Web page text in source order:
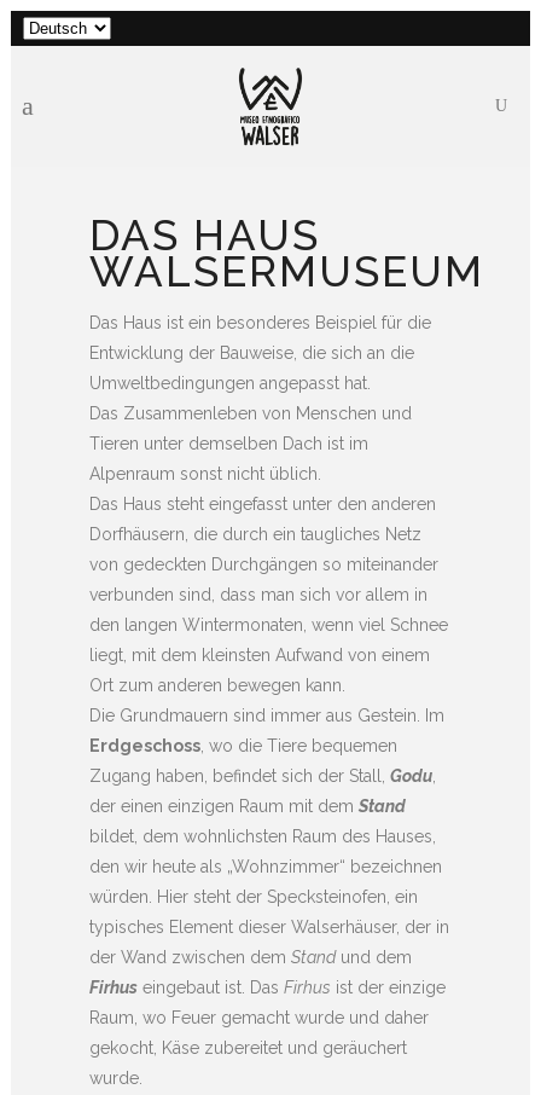
Sprache
auswählen
DAS HAUS
WALSERMUSEUM
Das Haus ist ein besonderes Beispiel für die
Entwicklung der Bauweise, die sich an die
Umweltbedingungen angepasst hat.
Das Zusammenleben von Menschen und
Tieren unter demselben Dach ist im
Alpenraum sonst nicht üblich.
Das Haus steht eingefasst unter den anderen
Dorfhäusern, die durch ein taugliches Netz
von gedeckten Durchgängen so miteinander
verbunden sind, dass man sich vor allem in
den langen Wintermonaten, wenn viel Schnee
liegt, mit dem kleinsten Aufwand von einem
Ort zum anderen bewegen kann.
Die Grundmauern sind immer aus Gestein. Im
Erdgeschoss , wo die Tiere bequemen
Zugang haben, befindet sich der Stall, Godu
der einen einzigen Raum mit dem Stand
bildet, dem wohnlichsten Raum des Hauses,
den wir heute als „Wohnzimmer“ bezeichnen
würden. Hier steht der Specksteinofen, ein
typisches Element dieser Walserhäuser, der in
der Wand zwischen dem Standund dem
Firhus eingebaut ist. Das Firhus ist der einzige
Raum, wo Feuer gemacht wurde und daher
gekocht, Käse zubereitet und geräuchert
wurde.